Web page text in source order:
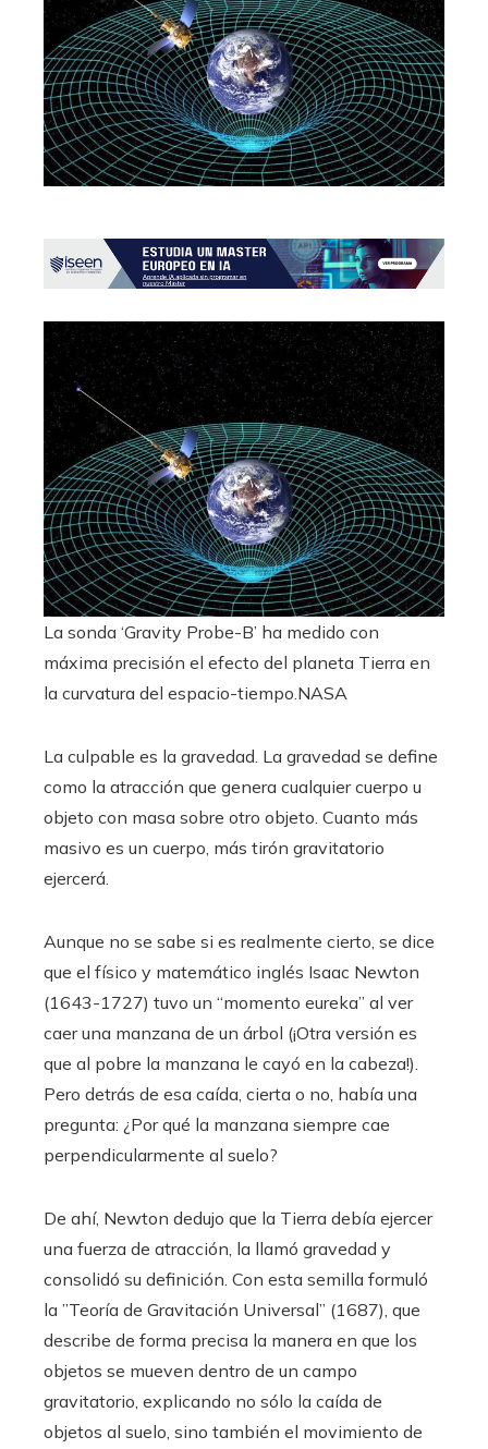
La sonda ‘Gravity Probe-B’ ha medido con
máxima precisión el efecto del planeta Tierra en
la curvatura del espacio-tiempo. NASA
La culpable es la gravedad. La gravedad se define
como la atracción que genera cualquier cuerpo u
objeto con masa sobre otro objeto. Cuanto más
masivo es un cuerpo, más tirón gravitatorio
ejercerá.
Aunque no se sabe si es realmente cierto, se dice
que el físico y matemático inglés Isaac Newton
(1643-1727) tuvo un “momento eureka” al ver
caer una manzana de un árbol (¡Otra versión es
que al pobre la manzana le cayó en la cabeza!).
Pero detrás de esa caída, cierta o no, había una
pregunta: ¿Por qué la manzana siempre cae
perpendicularmente al suelo?
De ahí, Newton dedujo que la Tierra debía ejercer
una fuerza de atracción, la llamó gravedad y
consolidó su definición. Con esta semilla formuló
la ”Teoría de Gravitación Universal” (1687), que
describe de forma precisa la manera en que los
objetos se mueven dentro de un campo
gravitatorio, explicando no sólo la caída de
objetos al suelo, sino también el movimiento de